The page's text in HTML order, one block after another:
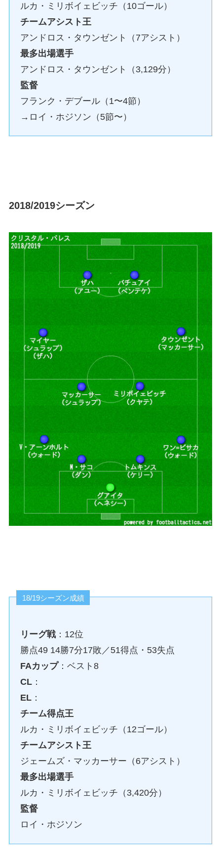
ルカ・ミリボイェビッチ（10ゴール）
チームアシスト王
アンドロス・タウンゼント（7アシスト）
最多出場選手
アンドロス・タウンゼント（3,129分）
監督
フランク・デブール（1〜4節）
→ロイ・ホジソン（5節〜）
2018/2019シーズン
18/19シーズン成績
リーグ戦：12位
勝点49 14勝7分17敗／51得点・53失点
FAカップ：ベスト8
CL ：
EL ：
チーム得点王
ルカ・ミリボイェビッチ（12ゴール）
チームアシスト王
ジェームズ・マッカーサー（6アシスト）
最多出場選手
ルカ・ミリボイェビッチ（3,420分）
監督
ロイ・ホジソン